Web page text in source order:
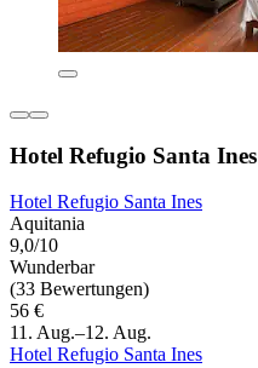
Hotel Refugio Santa Ines
Hotel Refugio Santa Ines
Aquitania
9,0/10
Wunderbar
(33 Bewertungen)
56 €
11. Aug.–12. Aug.
Hotel Refugio Santa Ines